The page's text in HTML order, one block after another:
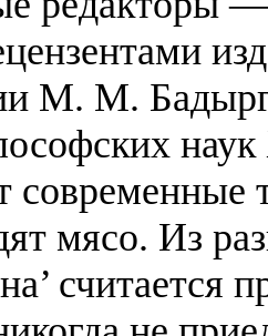
М. М.
современные
мясо. Из
считается